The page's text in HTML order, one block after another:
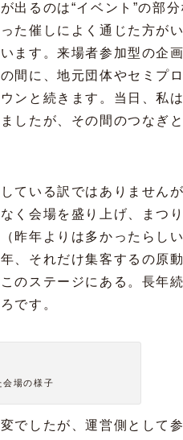
出るのは“イベント”の部
た催しによく通じた方が
ます。来場者参加型の企
間に、地元団体やセミプ
ンと続きます。当日、私
したが、その間のつなぎ
ている訳ではありません
く会場を盛り上げ、まつ
昨年よりは多かったらし
、それだけ集客するの原
のステージにある。長年
です。
会場の様子
でしたが、運営側として